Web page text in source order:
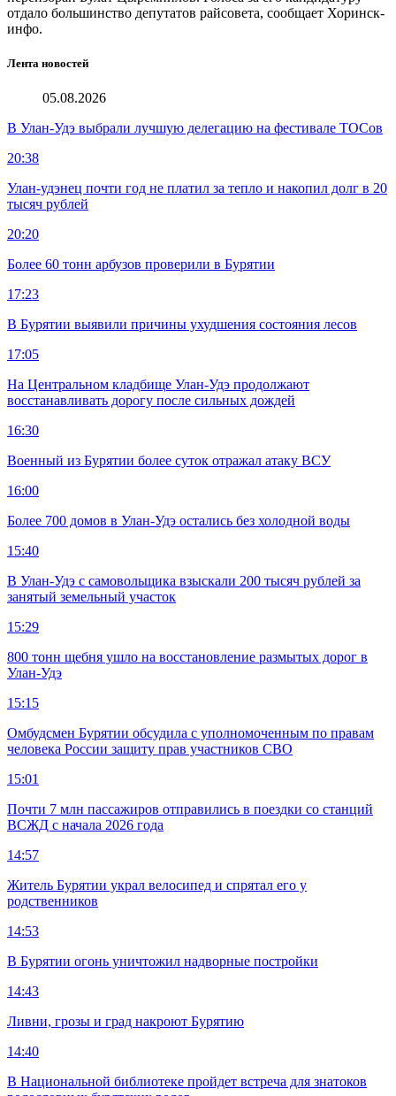
отдало большинство депутатов райсовета, сообщает Хоринск-
инфо.
Лента новостей
05.08.2026
В Улан-Удэ выбрали лучшую делегацию на фестивале ТОСов
20:38
Улан-удэнец почти год не платил за тепло и накопил долг в 20
тысяч рублей
20:20
Более 60 тонн арбузов проверили в Бурятии
17:23
В Бурятии выявили причины ухудшения состояния лесов
17:05
На Центральном кладбище Улан-Удэ продолжают
восстанавливать дорогу после сильных дождей
16:30
Военный из Бурятии более суток отражал атаку ВСУ
16:00
Более 700 домов в Улан-Удэ остались без холодной воды
15:40
В Улан-Удэ с самовольщика взыскали 200 тысяч рублей за
занятый земельный участок
15:29
800 тонн щебня ушло на восстановление размытых дорог в
Улан-Удэ
15:15
Омбудсмен Бурятии обсудила с уполномоченным по правам
человека России защиту прав участников СВО
15:01
Почти 7 млн пассажиров отправились в поездки со станций
ВСЖД с начала 2026 года
14:57
Житель Бурятии украл велосипед и спрятал его у
родственников
14:53
В Бурятии огонь уничтожил надворные постройки
14:43
Ливни, грозы и град накроют Бурятию
14:40
В Национальной библиотеке пройдет встреча для знатоков